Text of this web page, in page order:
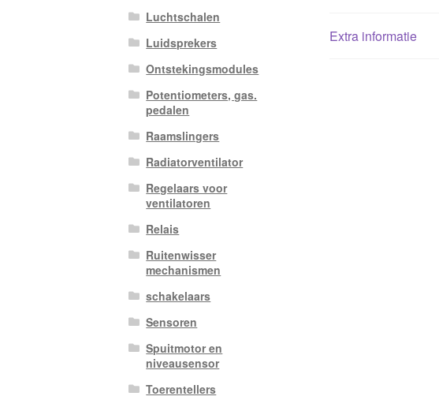
Extra informatie
Luchtschalen
Luidsprekers
Ontstekingsmodules
Potentiometers, gas.
pedalen
Raamslingers
Radiatorventilator
Regelaars voor
ventilatoren
Relais
Ruitenwisser
mechanismen
schakelaars
Sensoren
Spuitmotor en
niveausensor
Toerentellers